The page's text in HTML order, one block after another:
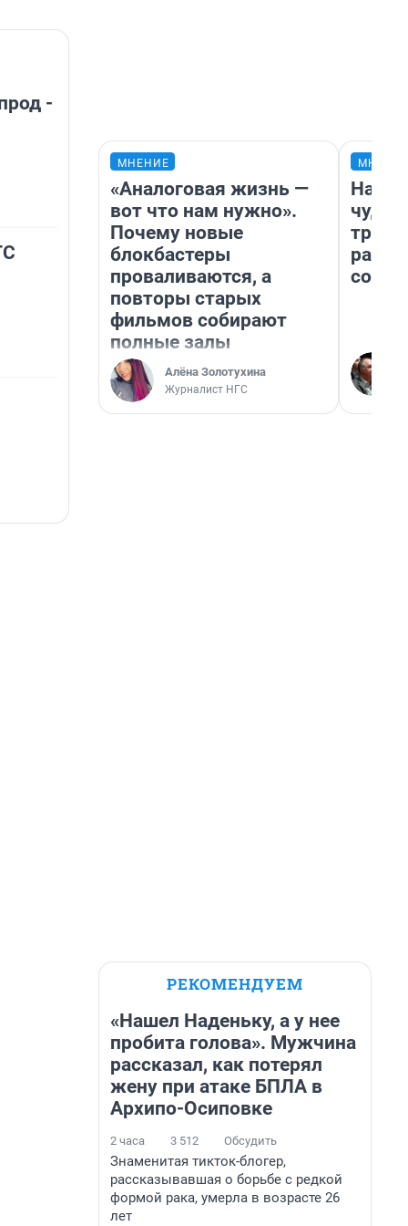
-
МНЕНИЕ
«Аналоговая жизнь —
вот что нам нужно».
Почему новые
блокбастеры
проваливаются, а
повторы старых
фильмов собирают
полные залы
Алёна Золотухина
Журналист НГС
РЕКОМЕНДУЕМ
«Нашел Наденьку, а у нее
пробита голова». Мужчина
рассказал, как потерял
жену при атаке БПЛА в
Архипо-Осиповке
2 часа 3 512 Обсудить
Знаменитая тикток-блогер,
рассказывавшая о борьбе с редкой
формой рака, умерла в возрасте 26
лет